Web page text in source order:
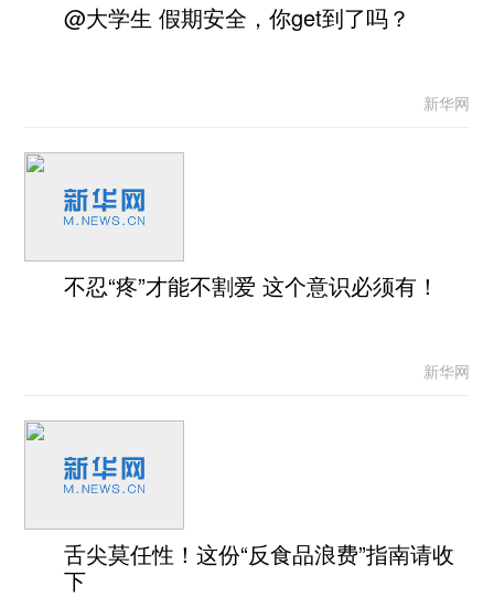
@大学生 假期安全，你get到了吗？
新华网
不忍“疼”才能不割爱 这个意识必须有！
新华网
舌尖莫任性！这份“反食品浪费”指南请收
下